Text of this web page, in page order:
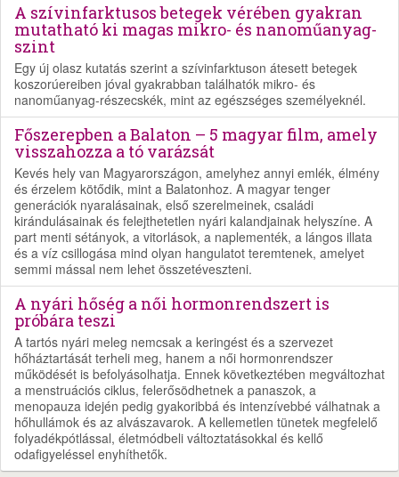
A szívinfarktusos betegek vérében gyakran
mutatható ki magas mikro- és nanoműanyag-
szint
Egy új olasz kutatás szerint a szívinfarktuson átesett betegek
koszorúereiben jóval gyakrabban találhatók mikro- és
nanoműanyag-részecskék, mint az egészséges személyeknél.
Főszerepben a Balaton – 5 magyar film, amely
visszahozza a tó varázsát
Kevés hely van Magyarországon, amelyhez annyi emlék, élmény
és érzelem kötődik, mint a Balatonhoz. A magyar tenger
generációk nyaralásainak, első szerelmeinek, családi
kirándulásainak és felejthetetlen nyári kalandjainak helyszíne. A
part menti sétányok, a vitorlások, a naplementék, a lángos illata
és a víz csillogása mind olyan hangulatot teremtenek, amelyet
semmi mással nem lehet összetéveszteni.
A nyári hőség a női hormonrendszert is
próbára teszi
A tartós nyári meleg nemcsak a keringést és a szervezet
hőháztartását terheli meg, hanem a női hormonrendszer
működését is befolyásolhatja. Ennek következtében megváltozhat
a menstruációs ciklus, felerősödhetnek a panaszok, a
menopauza idején pedig gyakoribbá és intenzívebbé válhatnak a
hőhullámok és az alvászavarok. A kellemetlen tünetek megfelelő
folyadékpótlással, életmódbeli változtatásokkal és kellő
odafigyeléssel enyhíthetők.